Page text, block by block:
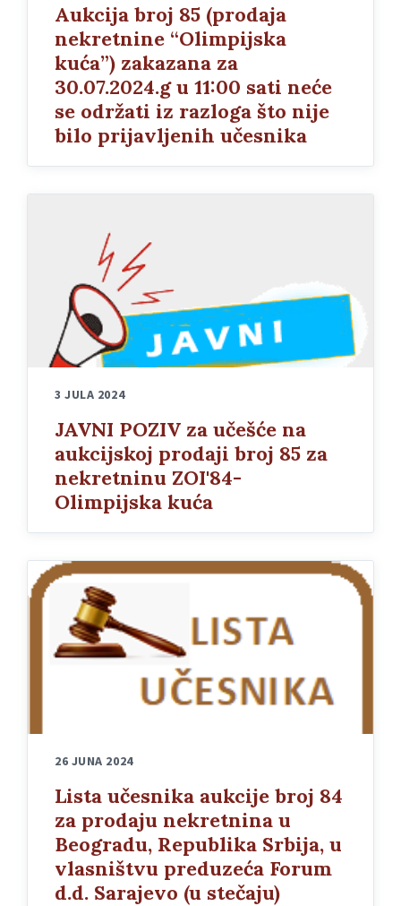
Aukcija broj 85 (prodaja
nekretnine “Olimpijska
kuća”) zakazana za
30.07.2024.g u 11:00 sati neće
se održati iz razloga što nije
bilo prijavljenih učesnika
3 JULA 2024
JAVNI POZIV za učešće na
aukcijskoj prodaji broj 85 za
nekretninu ZOI'84-
Olimpijska kuća
26 JUNA 2024
Lista učesnika aukcije broj 84
za prodaju nekretnina u
Beogradu, Republika Srbija, u
vlasništvu preduzeća Forum
d.d. Sarajevo (u stečaju)